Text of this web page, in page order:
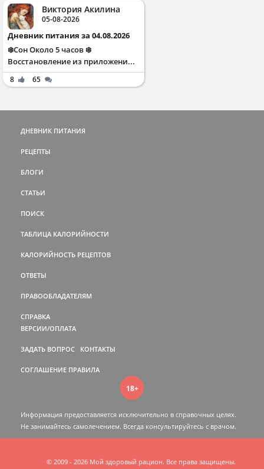
Виктория Акилина
05-08-2026
Дневник питания за 04.08.2026
❄️Сон Около 5 часов ❄️
Восстановление из приложени...
8 65
ДНЕВНИК ПИТАНИЯ
РЕЦЕПТЫ
БЛОГИ
СТАТЬИ
ПОИСК
ТАБЛИЦА КАЛОРИЙНОСТИ
КАЛОРИЙНОСТЬ РЕЦЕПТОВ
ОТВЕТЫ
ПРАВООБЛАДАТЕЛЯМ
СПРАВКА
ВЕРСИИ/ОПЛАТА
ЗАДАТЬ ВОПРОС КОНТАКТЫ
СОГЛАШЕНИЕ ПРАВИЛА
18+
Информация предоставляется исключительно в справочных целях.
Не занимайтесь самолечением. Всегда консультируйтесь c врачом.
© 2009 - 2026 Мой здоровый рацион. Все права защищены.